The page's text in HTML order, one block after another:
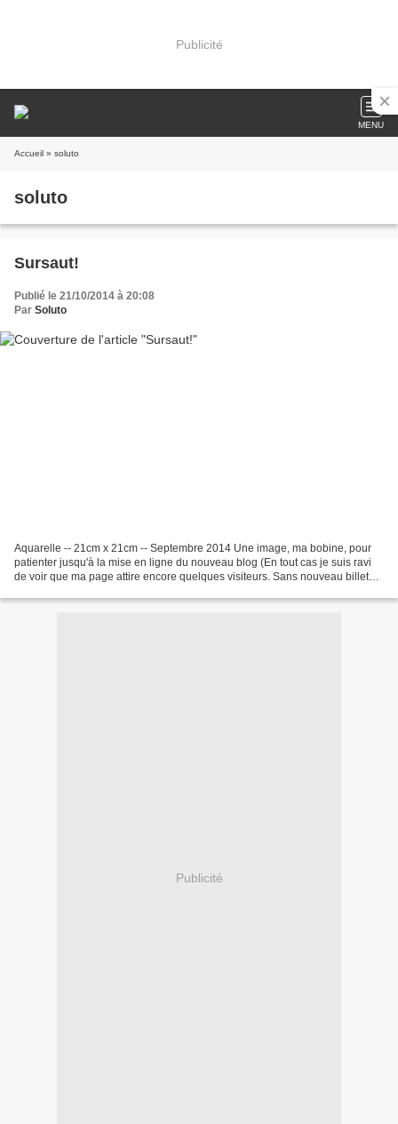
Publicité
MENU
Accueil » soluto
soluto
Sursaut!
Publié le 21/10/2014 à 20:08
Par Soluto
Aquarelle -- 21cm x 21cm -- Septembre 2014 Une image, ma bobine, pour
patienter jusqu'à la mise en ligne du nouveau blog (En tout cas je suis ravi
de voir que ma page attire encore quelques visiteurs. Sans nouveau billet
Publicité